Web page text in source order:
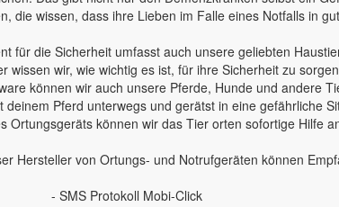
die wissen, dass ihre Lieben im Falle eines Notfalls in
für die Sicherheit umfasst auch unsere geliebten
wissen wir, wie wichtig es ist, für ihre Sicherheit zu
können wir auch unsere Pferde, Hunde und andere
deinem Pferd unterwegs und gerätst in eine gefährliche
Ortungsgeräts können wir das Tier orten sofortige Hilfe
Hersteller von Ortungs- und Notrufgeräten können
- SMS Protokoll Mobi-Click